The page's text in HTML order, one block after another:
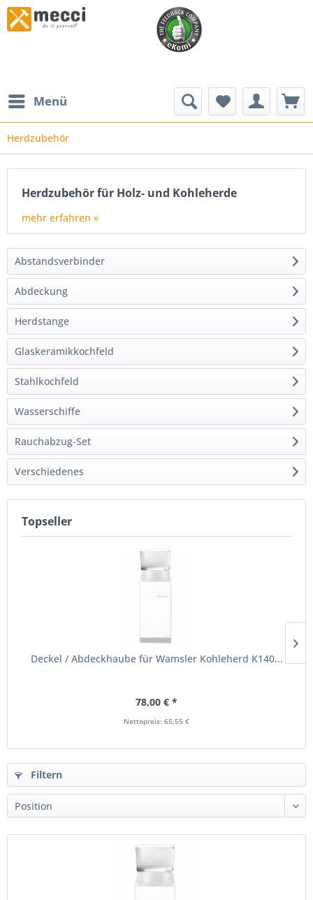
Menü
Herdzubehör
Herdzubehör für Holz- und Kohleherde
mehr erfahren »
Abstandsverbinder
Abdeckung
Herdstange
Glaskeramikkochfeld
Stahlkochfeld
Wasserschiffe
Rauchabzug-Set
Verschiedenes
Topseller
Deckel / Abdeckhaube für Wamsler Kohleherd K140...
78,00 € *
Nettopreis: 65,55 €
Filtern